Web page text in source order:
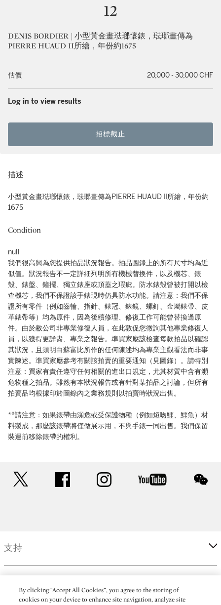
12
DENIS BORDIER | 小型黃金畫琺瑯懷錶，琺瑯畫傳為
PIERRE HUAUD II所繪，年份約1675
估價 20,000 - 30,000 CHF
Log in to view results
招標截止
描述
小型黃金畫琺瑯懷錶，琺瑯畫傳為PIERRE HUAUD II所繪，年份約
1675
Condition
null
我們很高興為您提供拍品狀況報告。拍品圖錄上的所有尺寸均為近
似值。狀況報告不一定詳細列明所有機械替換件，以及機芯、錶
殼、錶盤、鐘擺、獨立錶座或頂蓋之瑕疵。防水錶殼曾被打開以檢
查機芯，我們不保證該手錶現時仍具防水功能。請注意：我們不保
證所有零件（例如齒輪、指針、錶冠、錶鏡、螺釘、金屬錶帶、皮
革錶帶等）均為原件，因為後續修理、修復工作可能曾替換過原
件。由於敝公司非專業修復人員，在此敦促您徵詢其他專業修復人
員，以獲得更詳盡、專業之報告。準買家應該檢查每款拍品以確認
其狀況，且須明白蘇富比所作的任何陳述均為專業主觀看法而非事
實陳述。準買家應參考有關該拍賣的重要通知（見圖錄）。請特別
注意：買家有責任遵守任何相關的進出口規定，尤其材質中含有瀕
危物種之拍品。雖然有本狀況報告或有針對某拍品之討論，但所有
拍賣品均根據印於圖錄內之業務規則以拍賣時狀況出售。
**請注意：如果錶帶由瀕危或受保護物種（例如短吻鱷、鱷魚）材
料製成，那麼該錶帶將僅做展示用，不與手錶一同出售。我們保留
裝運前移除錶帶的權利。
facebook instagram youtube
支持
By clicking “Accept All Cookies”, you agree to the storing of
cookies on your device to enhance site navigation, analyze site